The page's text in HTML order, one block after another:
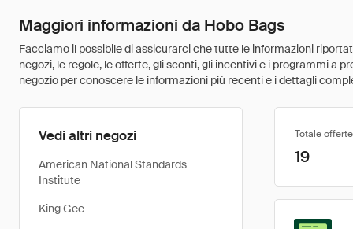
Maggiori informazioni da Hobo Bags
Facciamo il possibile di assicurarci che tutte le informazioni
negozi, le regole, le offerte, gli sconti, gli incentivi e i programmi a
negozio per conoscere le informazioni più recenti e i dettagli
Vedi altri negozi
American National Standards
Institute
King Gee
Totale offerte
19